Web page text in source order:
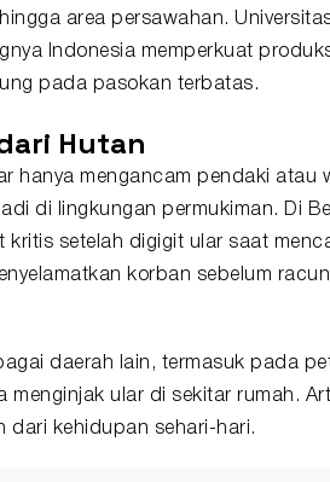
area persawahan.
Indonesia memperkuat
pada pasokan terbatas.
Hutan
hanya mengancam pendaki atau
di lingkungan permukiman. Di
kritis setelah digigit ular saat
korban sebelum
daerah lain, termasuk pada
menginjak ular di sekitar rumah.
dari kehidupan sehari-hari.